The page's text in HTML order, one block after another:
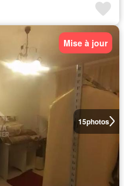
15photos
Mise à jour